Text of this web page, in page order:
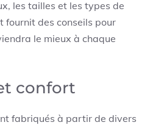
les tailles et les types de
fournit des conseils pour
le mieux à chaque
confort
fabriqués à partir de divers